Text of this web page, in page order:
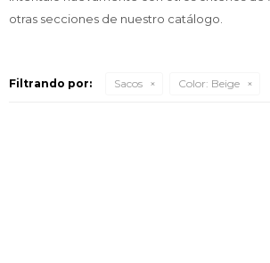
otras secciones de nuestro catálogo.
Filtrando por: Sacos Color: Beige